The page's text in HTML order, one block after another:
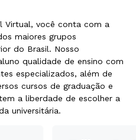
Virtual, você conta com a
maiores grupos
do Brasil. Nosso
qualidade de ensino com
especializados, além de
cursos de graduação e
a liberdade de escolher a
universitária.